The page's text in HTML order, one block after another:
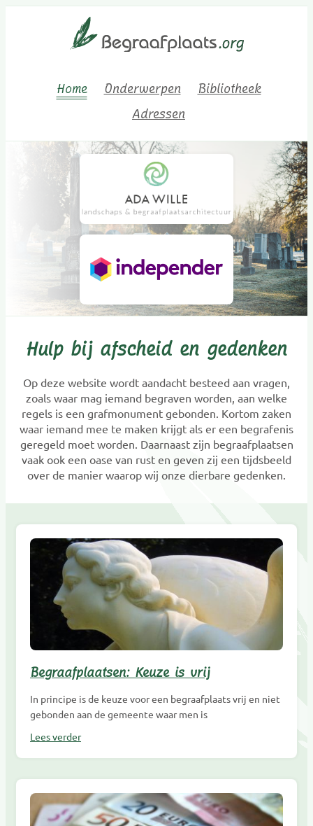
Home Onderwerpen
Bibliotheek
Adressen
Hulp bij afscheid en gedenken
Op deze website wordt aandacht besteed aan vragen,
zoals waar mag iemand begraven worden, aan welke
regels is een grafmonument gebonden. Kortom zaken
waar iemand mee te maken krijgt als er een begrafenis
geregeld moet worden. Daarnaast zijn begraafplaatsen
vaak ook een oase van rust en geven zij een tijdsbeeld
over de manier waarop wij onze dierbare gedenken.
Begraafplaatsen: Keuze is vrij
In principe is de keuze voor een begraafplaats vrij en niet
gebonden aan de gemeente waar men is
Lees verder